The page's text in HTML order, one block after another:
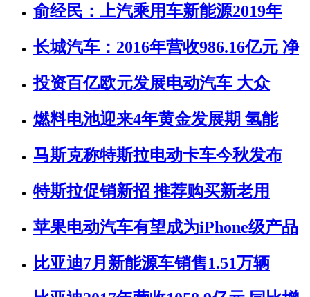
俞经民：上汽乘用车新能源2019年
长城汽车：2016年营收986.16亿元 净
投资百亿欧元发展电动汽车 大众
燃料电池迎来4年黄金发展期 氢能
马斯克称特斯拉电动卡车今秋发布
特斯拉促销新招 推荐购买新老用
苹果电动汽车有望成为iPhone级产品
比亚迪7月新能源车销售1.51万辆